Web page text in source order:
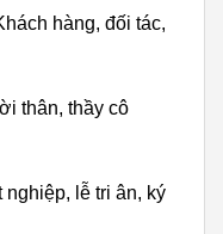
hàng, đối tác,
thân, thầy cô
nghiệp, lễ tri ân, ký